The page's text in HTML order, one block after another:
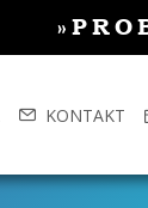
KONTAKT